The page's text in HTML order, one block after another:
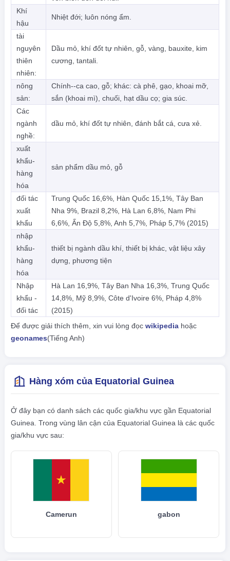
Khí
hậu
Nhiệt đới; luôn nóng ẩm.
tài
nguyên
thiên
nhiên:
Dầu mỏ, khí đốt tự nhiên, gỗ, vàng, bauxite, kim
cương, tantali.
nông
sản:
Chính--ca cao, gỗ; khác: cà phê, gạo, khoai mỡ,
sắn (khoai mì), chuối, hạt dầu cọ; gia súc.
Các
ngành
nghề:
dầu mỏ, khí đốt tự nhiên, đánh bắt cá, cưa xẻ.
xuất
khẩu-
hàng
hóa
sản phẩm dầu mỏ, gỗ
đối tác
xuất
khẩu
Trung Quốc 16,6%, Hàn Quốc 15,1%, Tây Ban
Nha 9%, Brazil 8,2%, Hà Lan 6,8%, Nam Phi
6,6%, Ấn Độ 5,8%, Anh 5,7%, Pháp 5,7% (2015)
nhập
khẩu-
hàng
hóa
thiết bị ngành dầu khí, thiết bị khác, vật liệu xây
dựng, phương tiện
Nhập
khẩu -
đối tác
Hà Lan 16,9%, Tây Ban Nha 16,3%, Trung Quốc
14,8%, Mỹ 8,9%, Côte d'Ivoire 6%, Pháp 4,8%
(2015)
Để được giải thích thêm, xin vui lòng đọc wikipediahoặc
geonames(Tiếng Anh)
Hàng xóm của Equatorial Guinea
Ở đây bạn có danh sách các quốc gia/khu vực gần Equatorial
Guinea. Trong vùng lân cận của Equatorial Guinea là các quốc
gia/khu vực sau:
Camerun gabon